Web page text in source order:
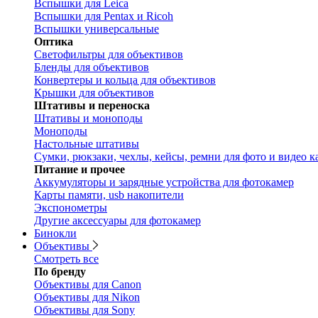
Вспышки для Leica
Вспышки для Pentax и Ricoh
Вспышки универсальные
Оптика
Светофильтры для объективов
Бленды для объективов
Конвертеры и кольца для объективов
Крышки для объективов
Штативы и переноска
Штативы и моноподы
Моноподы
Настольные штативы
Сумки, рюкзаки, чехлы, кейсы, ремни для фото и видео
Питание и прочее
Аккумуляторы и зарядные устройства для фотокамер
Карты памяти, usb накопители
Экспонометры
Другие аксессуары для фотокамер
Бинокли
Объективы
Смотреть все
По бренду
Объективы для Canon
Объективы для Nikon
Объективы для Sony